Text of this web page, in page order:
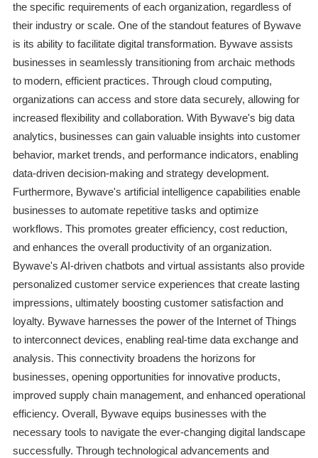
the specific requirements of each organization, regardless of
their industry or scale. One of the standout features of Bywave
is its ability to facilitate digital transformation. Bywave assists
businesses in seamlessly transitioning from archaic methods
to modern, efficient practices. Through cloud computing,
organizations can access and store data securely, allowing for
increased flexibility and collaboration. With Bywave's big data
analytics, businesses can gain valuable insights into customer
behavior, market trends, and performance indicators, enabling
data-driven decision-making and strategy development.
Furthermore, Bywave's artificial intelligence capabilities enable
businesses to automate repetitive tasks and optimize
workflows. This promotes greater efficiency, cost reduction,
and enhances the overall productivity of an organization.
Bywave's AI-driven chatbots and virtual assistants also provide
personalized customer service experiences that create lasting
impressions, ultimately boosting customer satisfaction and
loyalty. Bywave harnesses the power of the Internet of Things
to interconnect devices, enabling real-time data exchange and
analysis. This connectivity broadens the horizons for
businesses, opening opportunities for innovative products,
improved supply chain management, and enhanced operational
efficiency. Overall, Bywave equips businesses with the
necessary tools to navigate the ever-changing digital landscape
successfully. Through technological advancements and